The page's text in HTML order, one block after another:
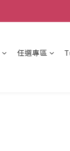
任選專區